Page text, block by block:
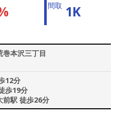
間取 1K
本沢三丁目
12分
歩19分
前駅 徒歩26分